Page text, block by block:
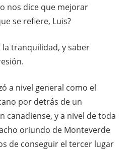
nos dice que mejorar
se refiere, Luis?
la tranquilidad, y saber
a nivel general como el
por detrás de un
canadiense, y a nivel de toda
oriundo de Monteverde
de conseguir el tercer lugar